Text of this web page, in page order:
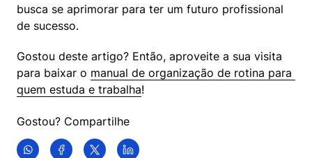
busca se aprimorar para ter um futuro profissional
de sucesso.
Gostou deste artigo? Então, aproveite a sua visita
para baixar o manual de organização de rotina para
quem estuda e trabalha!
Gostou? Compartilhe